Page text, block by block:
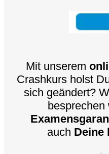
Mit unserem
Crashkurs holst
sich geändert?
besprechen
auch Deine